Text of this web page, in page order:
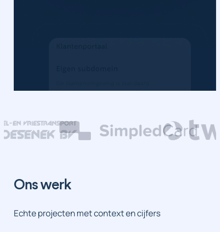
Ons werk
Echte projecten met context en cijfers